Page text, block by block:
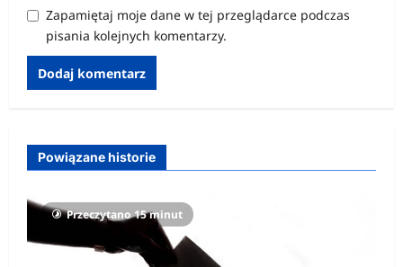
Zapamiętaj moje dane w tej przeglądarce podczas
pisania kolejnych komentarzy.
Powiązane historie
Przeczytano 15 minut